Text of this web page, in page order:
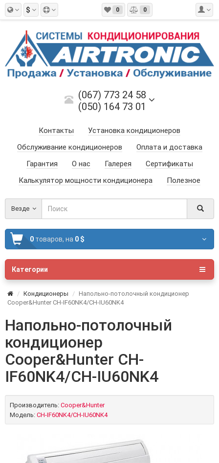
$ 0 0
(067) 773 24 58
(050) 164 73 01
Контакты
Установка кондиционеров
Обслуживание кондиционеров
Оплата и доставка
Гарантия
О нас Галерея
Сертификаты
Калькулятор мощности кондиционера
Полезное
Везде
0 товаров, на 0 $
Категории
Кондиционеры
Напольно-потолочный кондиционер
Cooper&Hunter CH-IF60NK4/CH-IU60NK4
Напольно-потолочный
кондиционер
Cooper&Hunter CH-
IF60NK4/CH-IU60NK4
Производитель: Cooper&Hunter
Модель: CH-IF60NK4/CH-IU60NK4